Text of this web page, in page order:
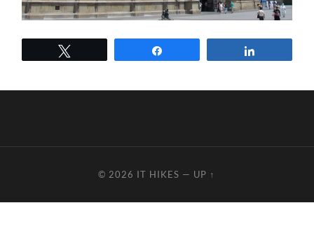
© 2026 IT HIKES — UP ↑